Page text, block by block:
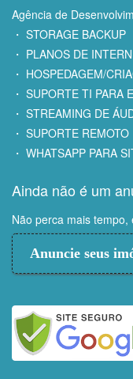
Agência de
・ STORAGE BACKUP
・ PLANOS DE
・ HOSPEDAGEM/
・ SUPORTE TI PARA
・ STREAMING DE
・ SUPORTE REMOTO
・ WHATSAPP PARA
Ainda não é um
Não perca mais
Anuncie seus